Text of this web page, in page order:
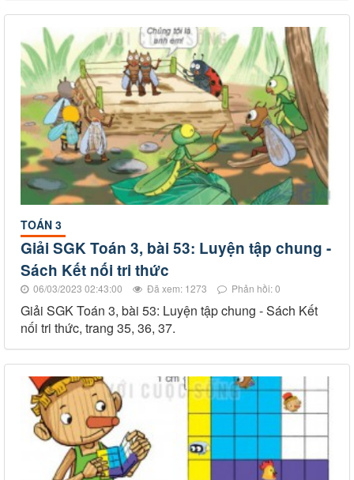
TOÁN 3
Giải SGK Toán 3, bài 53: Luyện tập chung -
Sách Kết nối tri thức
06/03/2023 02:43:00 Đã xem: 1273 Phản hồi: 0
Giải SGK Toán 3, bài 53: Luyện tập chung - Sách Kết
nối tri thức, trang 35, 36, 37.